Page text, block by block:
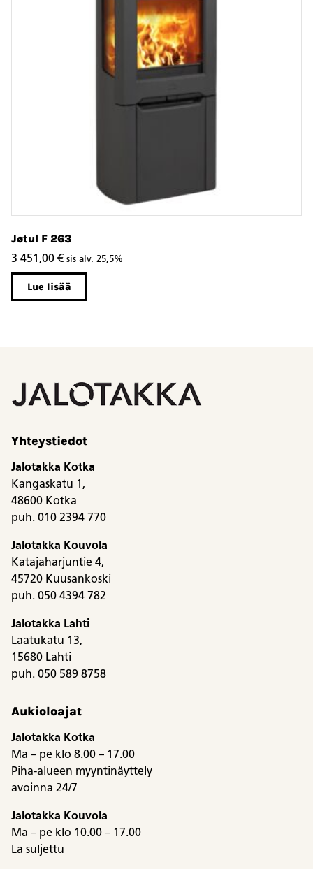
Jøtul F 263
3 451,00 € sis alv. 25,5%
Lue lisää
Yhteystiedot
Jalotakka Kotka
Kangaskatu 1,
48600 Kotka
puh. 010 2394 770
Jalotakka Kouvola
Katajaharjuntie 4,
45720 Kuusankoski
puh. 050 4394 782
Jalotakka Lahti
Laatukatu 13,
15680 Lahti
puh. 050 589 8758
Aukioloajat
Jalotakka Kotka
Ma – pe klo 8.00 – 17.00
Piha-alueen myyntinäyttely
avoinna 24/7
Jalotakka Kouvola
Ma – pe klo 10.00 – 17.00
La suljettu